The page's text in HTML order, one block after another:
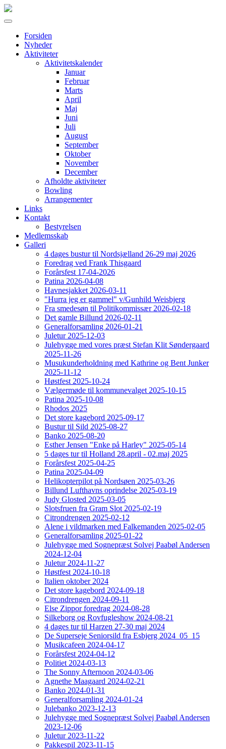
Forsiden
Nyheder
Aktiviteter
Aktivitetskalender
Januar
Februar
Marts
April
Maj
Juni
Juli
August
September
Oktober
November
December
Afholdte aktiviteter
Bowling
Arrangementer
Links
Kontakt
Bestyrelsen
Medlemsskab
Galleri
4 dages bustur til Nordsjælland 26-29 maj 2026
Foredrag ved Frank Thisgaard
Forårsfest 17-04-2026
Patina 2026-04-08
Havnesjakket 2026-03-11
"Hurra jeg er gammel" v/Gunhild Weisbjerg
Fra smedesøn til Politikommissær 2026-02-18
Det gamle Billund 2026-02-11
Generalforsamling 2026-01-21
Juletur 2025-12-03
Julehygge med vores præst Stefan Klit Søndergaard
2025-11-26
Musukunderholdning med Kathrine og Bent Junker
2025-11-12
Høstfest 2025-10-24
Vælgermøde til kommunevalget 2025-10-15
Patina 2025-10-08
Rhodos 2025
Det store kagebord 2025-09-17
Bustur til Sild 2025-08-27
Banko 2025-08-20
Esther Jensen "Enke på Harley" 2025-05-14
5 dages tur til Holland 28.april - 02.maj 2025
Forårsfest 2025-04-25
Patina 2025-04-09
Helikopterpilot på Nordsøen 2025-03-26
Billund Lufthavns oprindelse 2025-03-19
Judy Glosted 2025-03-05
Slotsfruen fra Gram Slot 2025-02-19
Citrondrengen 2025-02-12
Alene i vildmarken med Falkemanden 2025-02-05
Generalforsamling 2025-01-22
Julehygge med Sognepræst Solvej Paabøl Andersen
2024-12-04
Juletur 2024-11-27
Høstfest 2024-10-18
Italien oktober 2024
Det store kagebord 2024-09-18
Citrondrengen 2024-09-11
Else Zippor foredrag 2024-08-28
Silkeborg og Rovfugleshow 2024-08-21
4 dages tur til Harzen 27-30 maj 2024
De Superseje Seniorsild fra Esbjerg 2024_05_15
Musikcafeen 2024-04-17
Forårsfest 2024-04-12
Politiet 2024-03-13
The Sonny Afternoon 2024-03-06
Agnethe Maagaard 2024-02-21
Banko 2024-01-31
Generalforsamling 2024-01-24
Julebanko 2023-12-13
Julehygge med Sognepræst Solvej Paabøl Andersen
2023-12-06
Juletur 2023-11-22
Pakkespil 2023-11-15